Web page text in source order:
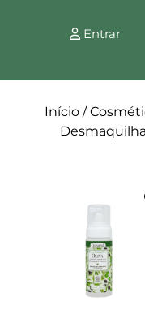
Entrar
Início /